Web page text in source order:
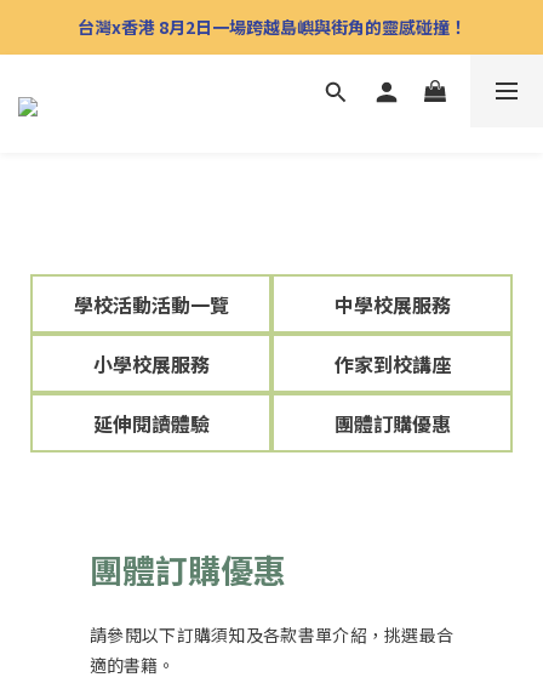
台灣x香港 8月2日一場跨越島嶼與街角的靈感碰撞！
學校活動活動一覽 中學校展服務
小學校展服務 作家到校講座
延伸閱讀體驗 團體訂購優惠
團體訂購優惠
請參閱以下訂購須知及各款書單介紹，挑選最合
適的書籍。